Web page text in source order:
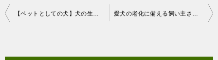
投
【ペットとしての犬】犬の生涯に責任を持つという心構え 愛犬の老化に備える飼い主さんの心構え